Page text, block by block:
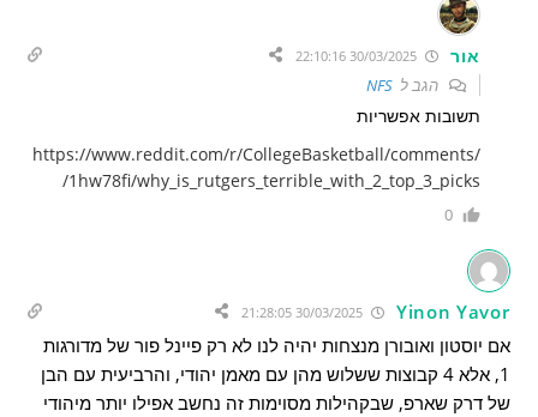
אור
הגב לNFS
תשובות אפשריות
https://www.reddit.com/r/CollegeBasketball/comments/
1hw78fi/why_is_rutgers_terrible_with_2_top_3_picks/
0
Yinon Yavor
30/03/2025 21:28:05
אם יוסטון ואובורן מנצחות יהיה לנו לא רק פיינל פור של מדורגות
1, אלא 4 קבוצות ששלוש מהן עם מאמן יהודי, והרביעית עם הבן
של דרק שארפ, שבקהילות מסוימות זה נחשב אפילו יותר מיהודי